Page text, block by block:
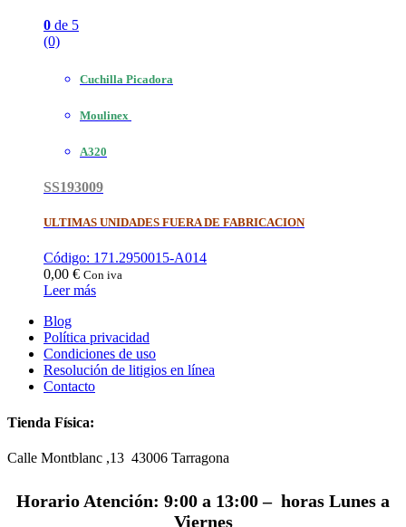
0 de 5
(0)
Cuchilla Picadora
Moulinex
A320
SS193009
ULTIMAS UNIDADES FUERA DE FABRICACION
Código: 171.2950015-A014
0,00 € Con iva
Leer más
Blog
Política privacidad
Condiciones de uso
Resolución de litigios en línea
Contacto
Tienda Física:
Calle Montblanc ,13 43006 Tarragona
Horario Atención: 9:00 a 13:00 – horas Lunes a
Viernes